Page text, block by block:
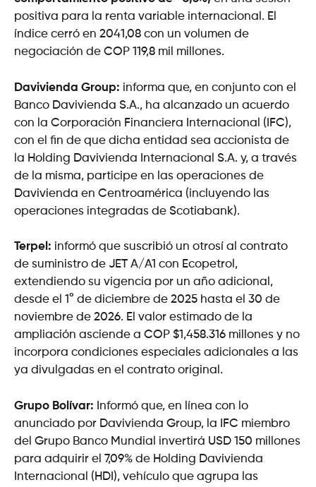
positiva para la renta variable internacional. El
índice cerró en 2041,08 con un volumen de
negociación de COP 119,8 mil millones.
Davivienda Group: informa que, en conjunto con el
Banco Davivienda S.A., ha alcanzado un acuerdo
con la Corporación Financiera Internacional (IFC),
con el fin de que dicha entidad sea accionista de
la Holding Davivienda Internacional S.A. y, a través
de la misma, participe en las operaciones de
Davivienda en Centroamérica (incluyendo las
operaciones integradas de Scotiabank).
Terpel: informó que suscribió un otrosí al contrato
de suministro de JET A/A1 con Ecopetrol,
extendiendo su vigencia por un año adicional,
desde el 1° de diciembre de 2025 hasta el 30 de
noviembre de 2026. El valor estimado de la
ampliación asciende a COP $1,458.316 millones y no
incorpora condiciones especiales adicionales a las
ya divulgadas en el contrato original.
Grupo Bolívar: Informó que, en línea con lo
anunciado por Davivienda Group, la IFC miembro
del Grupo Banco Mundial invertirá USD 150 millones
para adquirir el 7,09% de Holding Davivienda
Internacional (HDI), vehículo que agrupa las